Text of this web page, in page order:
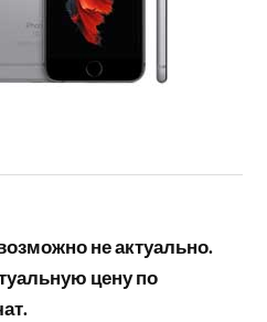
не актуально.
цену по